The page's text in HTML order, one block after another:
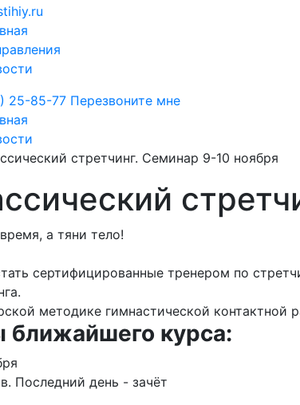
25-85-77 Перезвоните мне
стретчинг. Семинар 9-10 ноября
а тяни тело!
сертифицированные тренером по
методике гимнастической контактной
ближайшего курса:
Последний день - зачёт